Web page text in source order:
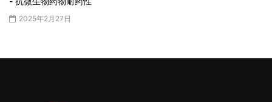
2025年2月27日